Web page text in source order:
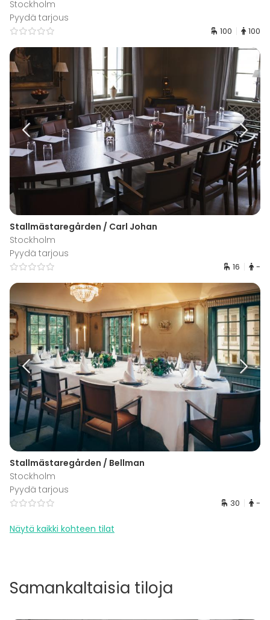
Stockholm
Pyydä tarjous
100 100
Stallmästaregården / Carl Johan
Stockholm
Pyydä tarjous
16 -
Stallmästaregården / Bellman
Stockholm
Pyydä tarjous
30 -
Näytä kaikki kohteen tilat
Samankaltaisia tiloja